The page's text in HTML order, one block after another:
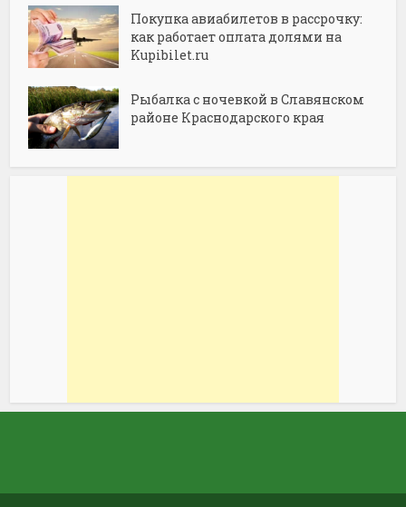
Покупка авиабилетов в рассрочку:
как работает оплата долями на
Kupibilet.ru
Рыбалка с ночевкой в Славянском
районе Краснодарского края